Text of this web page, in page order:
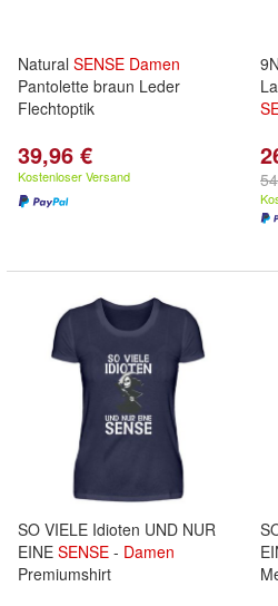
Natural SENSE Damen
Pantolette braun Leder
Flechtoptik
39,96 €
Kostenloser Versand
SO VIELE Idioten UND NUR
EINE SENSE - Damen
Premiumshirt